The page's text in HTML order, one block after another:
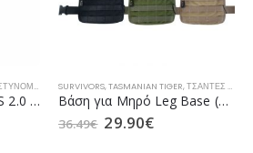
ΤΣΑΝΤΆΚΙΑ ΌΠΛΟΥ ΛΙΜΕΝΙΚΟΎ,ΤΣΆΝΤΕΣ
Τσαντάκι Μηρού Max-S 2.0 της PENTAGON Olive
SURVIVORS,TASMANIAN TIGER,ΤΣΆΝΤΕΣ ΜΈΣΗΣ / ΜΗΡΟΎ
Βάση για Μηρό Leg Base (TT 7674) της Tasmanian Tiger (σε 3 Χρώματα)
36.49€ 29.90€